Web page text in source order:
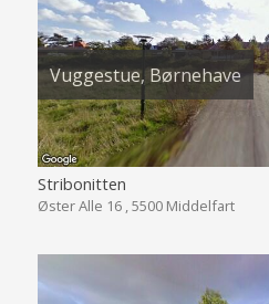
Vuggestue, Børnehave
Stribonitten
Øster Alle 16 , 5500 Middelfart